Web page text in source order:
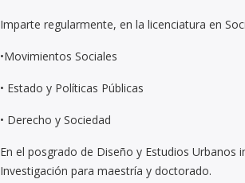
Imparte regularmente, en la licenciatura en
•Movimientos Sociales
• Estado y Políticas Públicas
• Derecho y Sociedad
En el posgrado de Diseño y Estudios Urbanos
Investigación para maestría y doctorado.